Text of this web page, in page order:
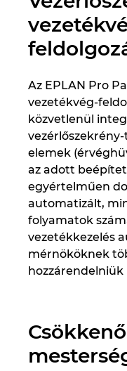
Az EPLAN Pro
vezetékvég-
közvetlenül
elemek
az adott
egyértelműen
automatizált,
folyamatok
vezetékkezelés
mérnököknek
Ukraine
United Arab
United Kingdom
United States